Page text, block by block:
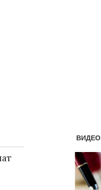
ВИДЕО